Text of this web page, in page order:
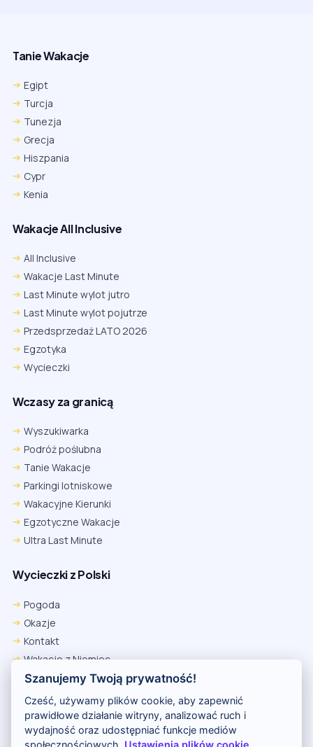
Tanie Wakacje
Egipt
Turcja
Tunezja
Grecja
Hiszpania
Cypr
Kenia
Wakacje All Inclusive
All Inclusive
Wakacje Last Minute
Last Minute wylot jutro
Last Minute wylot pojutrze
Przedsprzedaż LATO 2026
Egzotyka
Wycieczki
Wczasy za granicą
Wyszukiwarka
Podróż poślubna
Tanie Wakacje
Parkingi lotniskowe
Wakacyjne Kierunki
Egzotyczne Wakacje
Ultra Last Minute
Wycieczki z Polski
Pogoda
Okazje
Kontakt
Wakacje z Niemiec
Polityka Prywatności
Wakacje w Egipcie
Rankingi hoteli
Szanujemy Twoją prywatność!
Cześć, używamy plików cookie, aby zapewnić
prawidłowe działanie witryny, analizować ruch i
wydajność oraz udostępniać funkcje mediów